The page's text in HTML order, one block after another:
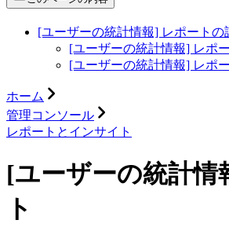
[ユーザーの統計情報] レポートの
[ユーザーの統計情報] レポ
[ユーザーの統計情報] レポ
ホーム
管理コンソール
レポートとインサイト
[ユーザーの統計情
ト